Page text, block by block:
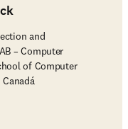
and
– Computer
of Computer